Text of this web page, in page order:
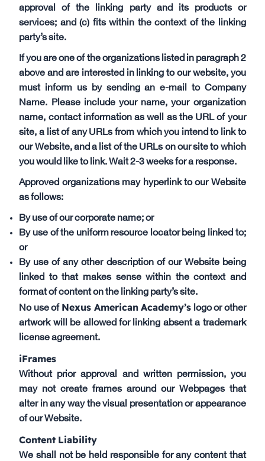
approval of the linking party and its products or
services; and (c) fits within the context of the linking
party’s site.
If you are one of the organizations listed in paragraph 2
above and are interested in linking to our website, you
must inform us by sending an e-mail to Company
Name. Please include your name, your organization
name, contact information as well as the URL of your
site, a list of any URLs from which you intend to link to
our Website, and a list of the URLs on our site to which
you would like to link. Wait 2-3 weeks for a response.
Approved organizations may hyperlink to our Website
as follows:
By use of our corporate name; or
By use of the uniform resource locator being linked to;
or
By use of any other description of our Website being
linked to that makes sense within the context and
format of content on the linking party’s site.
No use of Nexus American Academy’s logo or other
artwork will be allowed for linking absent a trademark
license agreement.
iFrames
Without prior approval and written permission, you
may not create frames around our Webpages that
alter in any way the visual presentation or appearance
of our Website.
Content Liability
We shall not be held responsible for any content that